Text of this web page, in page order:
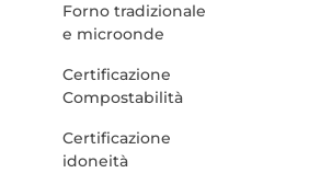
Forno tradizionale
e microonde
Certificazione
Compostabilità
Certificazione
idoneità